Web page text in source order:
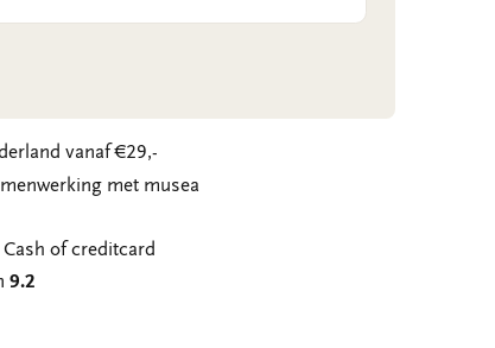
vanaf €29,-
met musea
of creditcard
9.2